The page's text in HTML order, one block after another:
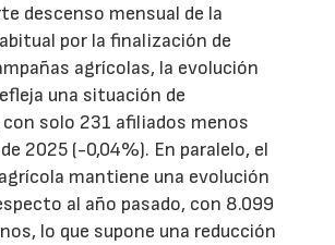
descenso mensual de la
por la finalización de
agrícolas, la evolución
una situación de
solo 231 afiliados menos
2025 (-0,04%). En paralelo, el
mantiene una evolución
al año pasado, con 8.099
lo que supone una reducción